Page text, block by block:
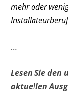
mehr oder
…
Lesen Sie den
aktuellen